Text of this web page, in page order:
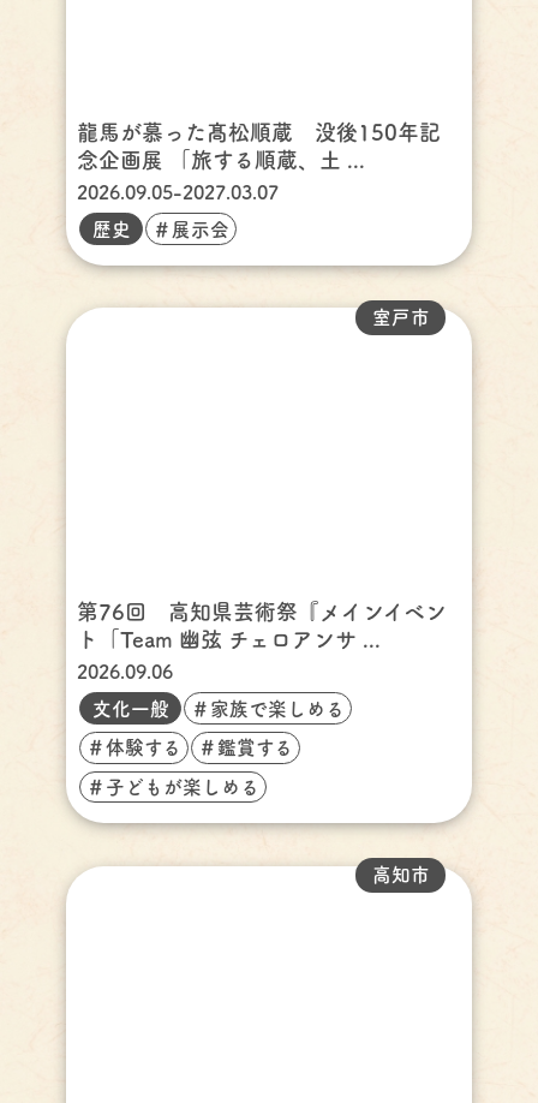
龍馬が慕った髙松順蔵 没後150年記
念企画展 「旅する順蔵、土 ...
2026.09.05-2027.03.07
歴史
＃展示会
第76回 高知県芸術祭『メインイベン
ト「Team 幽弦 チェロアンサ ...
室戸市
2026.09.06
文化一般
＃家族で楽しめる
＃体験する ＃鑑賞する
＃子どもが楽しめる
高知市